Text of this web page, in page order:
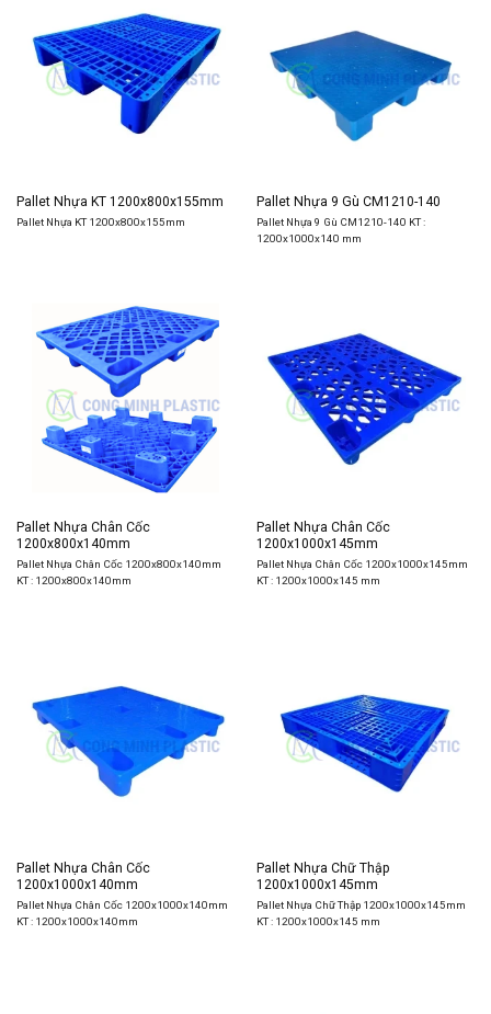
Pallet Nhựa KT 1200x800x155mm
Pallet Nhựa KT 1200x800x155mm
Pallet Nhựa 9 Gù CM1210-140
Pallet Nhựa 9 Gù CM1210-140 KT :
1200x1000x140 mm
Pallet Nhựa Chân Cốc
1200x800x140mm
Pallet Nhựa Chân Cốc 1200x800x140mm
KT : 1200x800x140mm
Pallet Nhựa Chân Cốc
1200x1000x145mm
Pallet Nhựa Chân Cốc 1200x1000x145mm
KT : 1200x1000x145 mm
Pallet Nhựa Chân Cốc
1200x1000x140mm
Pallet Nhựa Chân Cốc 1200x1000x140mm
KT : 1200x1000x140mm
Pallet Nhựa Chữ Thập
1200x1000x145mm
Pallet Nhựa Chữ Thập 1200x1000x145mm
KT : 1200x1000x145 mm